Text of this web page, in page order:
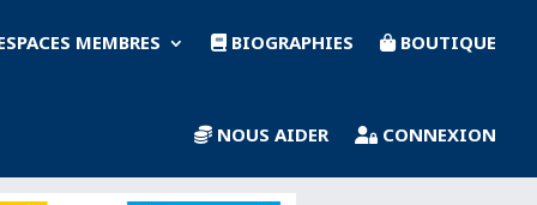
MEMBRES BIOGRAPHIES BOUTIQUE
NOUS AIDER CONNEXION